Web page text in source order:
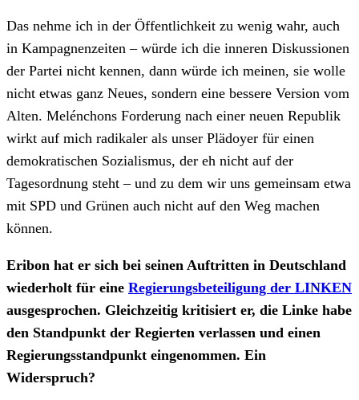
Das nehme ich in der Öffentlichkeit zu wenig wahr, auch
in Kampagnenzeiten – würde ich die inneren Diskussionen
der Partei nicht kennen, dann würde ich meinen, sie wolle
nicht etwas ganz Neues, sondern eine bessere Version vom
Alten. Melénchons Forderung nach einer neuen Republik
wirkt auf mich radikaler als unser Plädoyer für einen
demokratischen Sozialismus, der eh nicht auf der
Tagesordnung steht – und zu dem wir uns gemeinsam etwa
mit SPD und Grünen auch nicht auf den Weg machen
können.
Eribon hat er sich bei seinen Auftritten in Deutschland
wiederholt für eine Regierungsbeteiligung der LINKEN
ausgesprochen. Gleichzeitig kritisiert er, die Linke habe
den Standpunkt der Regierten verlassen und einen
Regierungsstandpunkt eingenommen. Ein
Widerspruch?